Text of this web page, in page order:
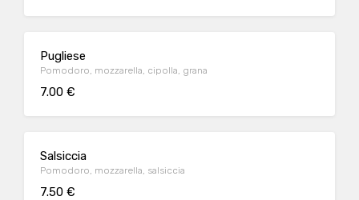
Pugliese
Pomodoro, mozzarella, cipolla, grana
7.00 €
Salsiccia
Pomodoro, mozzarella, salsiccia
7.50 €